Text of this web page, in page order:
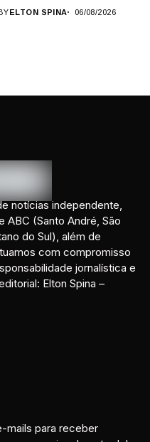
ELTON SPINA 06/08/2026
notícias independente,
ABC (Santo André, São
do Sul), além de
com compromisso
jornalística e
Elton Spina –
mails para receber